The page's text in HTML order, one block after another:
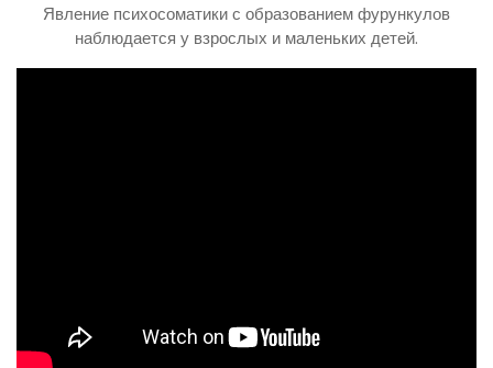
Явление психосоматики с образованием фурункулов
наблюдается у взрослых и маленьких детей.